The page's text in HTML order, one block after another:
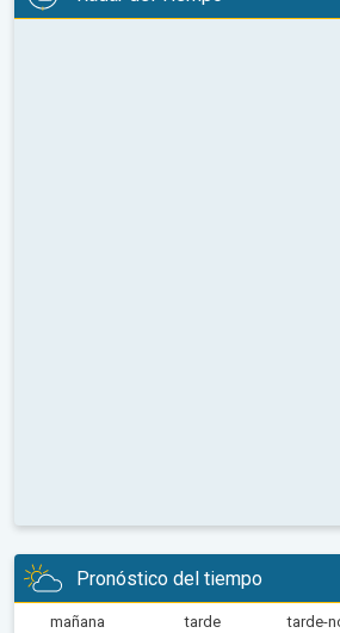
Pronóstico del tiempo
mañana tarde tarde-